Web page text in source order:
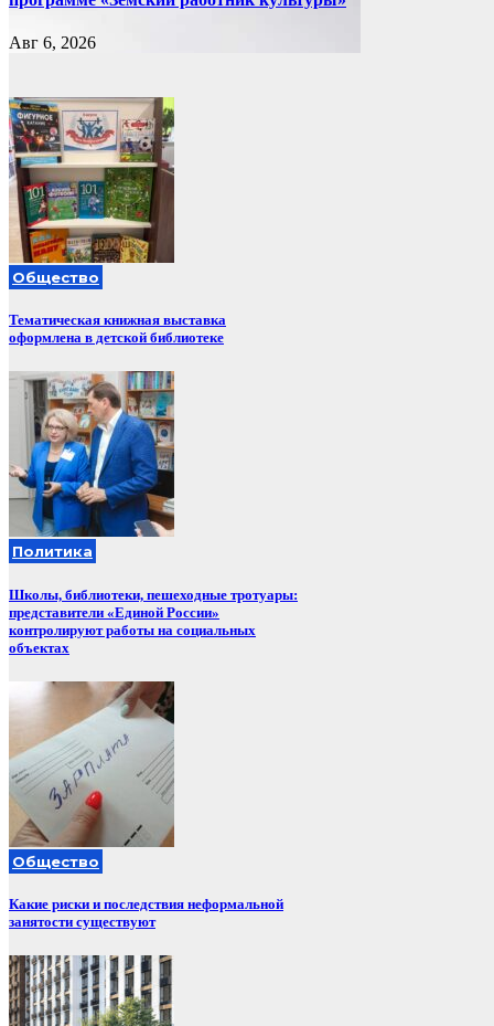
Авг 6, 2026
Общество
Тематическая книжная выставка
оформлена в детской библиотеке
Политика
Школы, библиотеки, пешеходные тротуары:
представители «Единой России»
контролируют работы на социальных
объектах
Общество
Какие риски и последствия неформальной
занятости существуют